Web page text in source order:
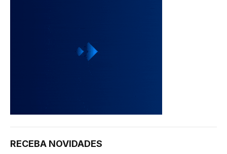
RECEBA NOVIDADES